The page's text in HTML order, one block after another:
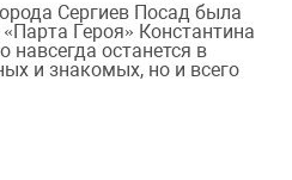
Сергиев Посад была
Героя» Константина
навсегда останется в
и знакомых, но и всего